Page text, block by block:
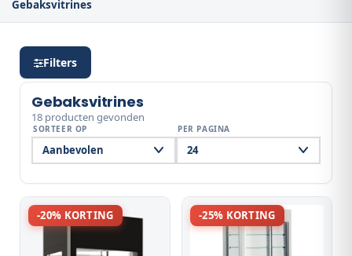
Gebaksvitrines
Filters
Gebaksvitrines
18 producten gevonden
SORTEER OP PER PAGINA
-20% KORTING -25% KORTING